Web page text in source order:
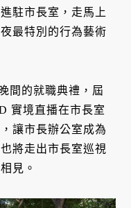
駐市長室，走馬上
最特別的行為藝術
間的就職典禮，屆
實境直播在市長室
讓市長辦公室成為
將走出市長室巡視
見。